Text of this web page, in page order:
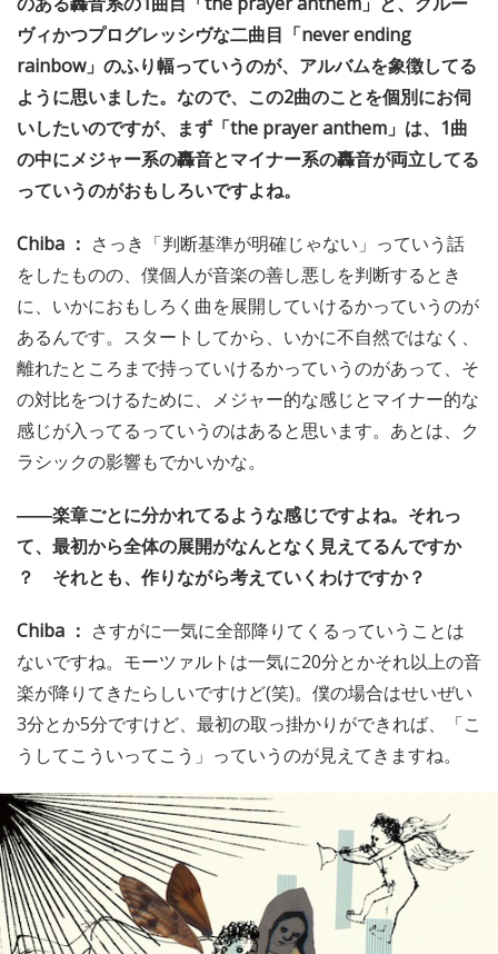
ヴィかつプログレッシヴな二曲目「never ending
rainbow」のふり幅っていうのが、アルバムを象徴してる
ように思いました。なので、この2曲のことを個別にお伺
いしたいのですが、まず「the prayer anthem」は、1曲
の中にメジャー系の轟音とマイナー系の轟音が両立してる
っていうのがおもしろいですよね。
Chiba ： さっき「判断基準が明確じゃない」っていう話
をしたものの、僕個人が音楽の善し悪しを判断するとき
に、いかにおもしろく曲を展開していけるかっていうのが
あるんです。スタートしてから、いかに不自然ではなく、
離れたところまで持っていけるかっていうのがあって、そ
の対比をつけるために、メジャー的な感じとマイナー的な
感じが入ってるっていうのはあると思います。あとは、ク
ラシックの影響もでかいかな。
――楽章ごとに分かれてるような感じですよね。それっ
て、最初から全体の展開がなんとなく見えてるんですか
？ それとも、作りながら考えていくわけですか？
Chiba ： さすがに一気に全部降りてくるっていうことは
ないですね。モーツァルトは一気に20分とかそれ以上の音
楽が降りてきたらしいですけど(笑)。僕の場合はせいぜい
3分とか5分ですけど、最初の取っ掛かりができれば、「こ
うしてこういってこう」っていうのが見えてきますね。